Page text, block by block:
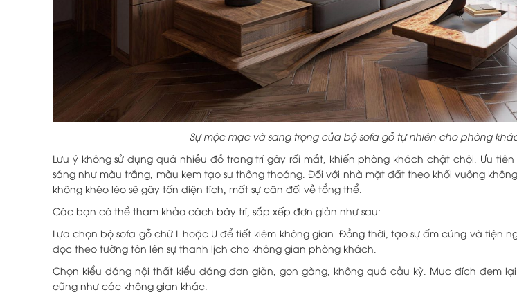
Sự mộc mạc và sang trọng của bộ sofa gỗ tự nhiên cho phòng
Lưu ý không sử dụng quá nhiều đồ trang trí gây rối mắt, khiến phòng khách chật chội. Ưu
sáng như màu trắng, màu kem tạo sự thông thoáng. Đối với nhà mặt đất theo khối vuông
không khéo léo sẽ gây tốn diện tích, mất sự cân đối về tổng thể.
Các bạn có thể tham khảo cách bày trí, sắp xếp đơn giản như sau:
Lựa chọn bộ sofa gỗ chữ L hoặc U để tiết kiệm không gian. Đồng thời, tạo sự ấm cúng và tiện
dọc theo tường tôn lên sự thanh lịch cho không gian phòng khách.
Chọn kiểu dáng nội thất kiểu dáng đơn giản, gọn gàng, không quá cầu kỳ. Mục đích đem
cũng như các không gian khác.